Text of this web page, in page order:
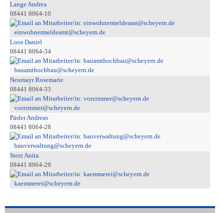
Lange Andrea
08441 8064-10
einwohnermeldeamt@scheyern.de
Loos Daniel
08441 8064-34
bauamthochbau@scheyern.de
Neumayr Rosemarie
08441 8064-33
vorzimmer@scheyern.de
Päsler Andreas
08441 8064-28
bauverwaltung@scheyern.de
Sterz Anita
08441 8064-29
kaemmerei@scheyern.de